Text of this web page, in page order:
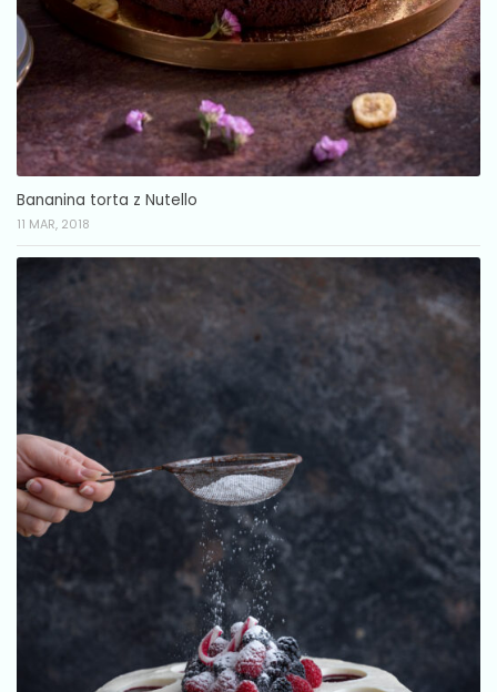
Bananina torta z Nutello
11 MAR, 2018